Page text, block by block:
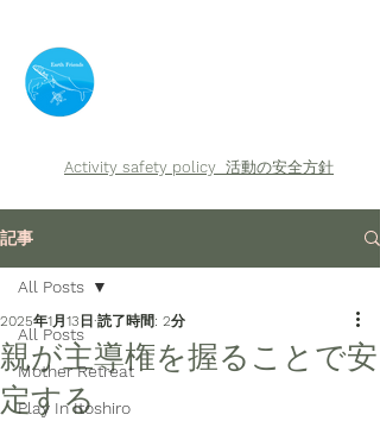
Activity safety policy 活動の安全方針
記事
All Posts
Mother Retreat
Play In Itoshiro
All Posts
親が主導権を握ることで安
定する
2025年1月13日 読了時間: 2分